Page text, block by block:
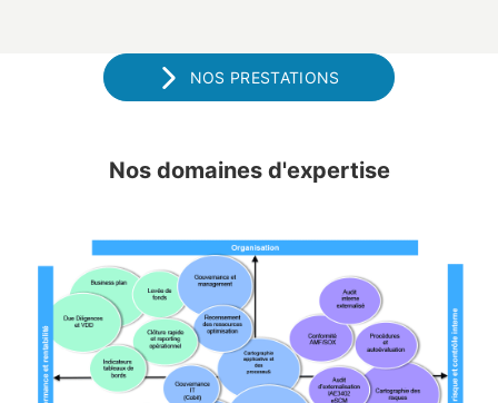
NOS PRESTATIONS
Nos domaines d'expertise